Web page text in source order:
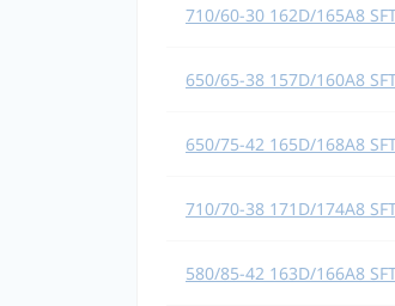
710/60-30 162D/165A8
650/65-38 157D/160A8
650/75-42 165D/168A8
710/70-38 171D/174A8
580/85-42 163D/166A8